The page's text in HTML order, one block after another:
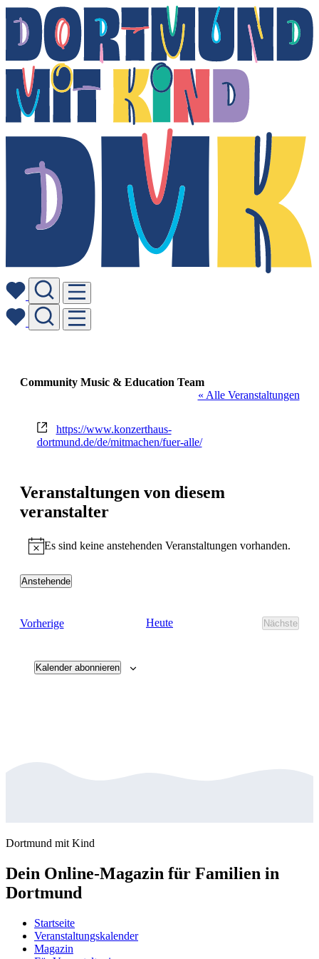
Community Music & Education Team
« Alle Veranstaltungen
Webseite
https://www.konzerthaus-
dortmund.de/de/mitmachen/fuer-alle/
Veranstaltungen von diesem
veranstalter
Hinweis
Es sind keine anstehenden Veranstaltungen vorhanden.
Anstehende
VorherigeVeranstaltungen Heute
Nächste
Kalender abonnieren
Dortmund mit Kind
Dein Online-Magazin für Familien in
Dortmund
Startseite
Veranstaltungskalender
Magazin